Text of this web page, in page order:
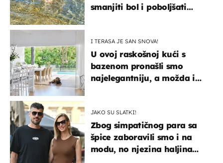
smanjiti bol i poboljšati
I TERASA JE SAN SNOVA!
U ovoj raskošnoj kući s
bazenom pronašli smo
najelegantniju, a možda i
JAKO SU SLATKI!
Zbog simpatičnog para sa
špice zaboravili smo i na
modu, no njezina haljina